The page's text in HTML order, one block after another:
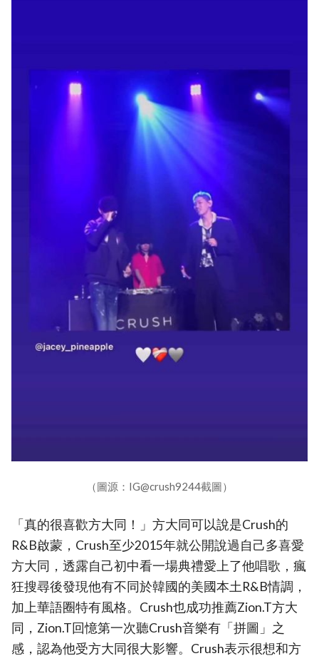
（圖源：IG@crush9244截圖）
「真的很喜歡方大同！」方大同可以說是Crush的
R&B啟蒙，Crush至少2015年就公開說過自己多喜愛
方大同，透露自己初中看一場典禮愛上了他唱歌，瘋
狂搜尋後發現他有不同於韓國的美國本土R&B情調，
加上華語圈特有風格。Crush也成功推薦Zion.T方大
同，Zion.T回憶第一次聽Crush音樂有「拼圖」之
感，認為他受方大同很大影響。Crush表示很想和方